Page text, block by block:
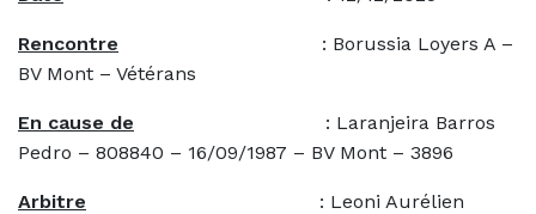
Rencontre : Borussia Loyers A –
BV Mont – Vétérans
En cause de : Laranjeira Barros
Pedro – 808840 – 16/09/1987 – BV Mont – 3896
Arbitre : Leoni Aurélien